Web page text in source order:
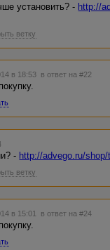
установить? - http://
ветку
в 18:53 в ответ на #22
- http://advego.ru/
ветку
в 15:01 в ответ на #24